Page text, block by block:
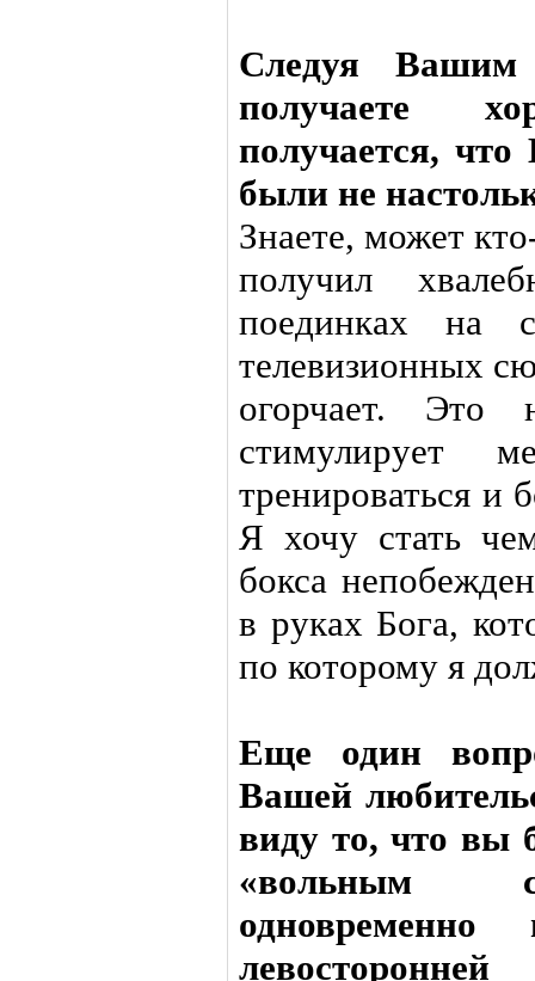
Следуя
получаете
получается,
были не
Знаете, может
получил
поединках на
телевизионных
огорчает. Это
стимулирует
тренироваться и
Я хочу стать
бокса
в руках Бога,
по которому я
Еще один
Вашей
виду то, что вы
«вольным